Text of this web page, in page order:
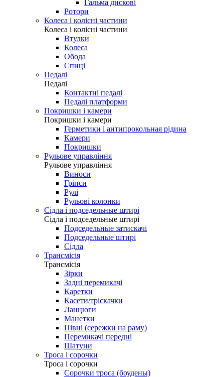
Гальма дискові
Ротори
Колеса і колісні частини
Колеса і колісні частини
Втулки
Колеса
Обода
Спиці
Педалі
Педалі
Контактні педалі
Педалі платформи
Покришки і камери
Покришки і камери
Герметики і антипрокольная рідина
Камери
Покришки
Рульове управління
Рульове управління
Виноси
Гріпси
Рулі
Рульові колонки
Сідла і подседельные штирі
Сідла і подседельные штирі
Подседельные затискачі
Подседельные штирі
Сідла
Трансмісія
Трансмісія
Зірки
Задні перемикачі
Каретки
Касети/тріскачки
Ланцюги
Манетки
Півні (сережки на раму)
Перемикачі передні
Шатуни
Троса і сорочки
Троса і сорочки
Сорочки троса (боудены)